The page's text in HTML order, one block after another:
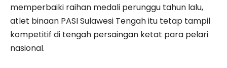
memperbaiki raihan medali perunggu tahun lalu,
atlet binaan PASI Sulawesi Tengah itu tetap tampil
kompetitif di tengah persaingan ketat para pelari
nasional.